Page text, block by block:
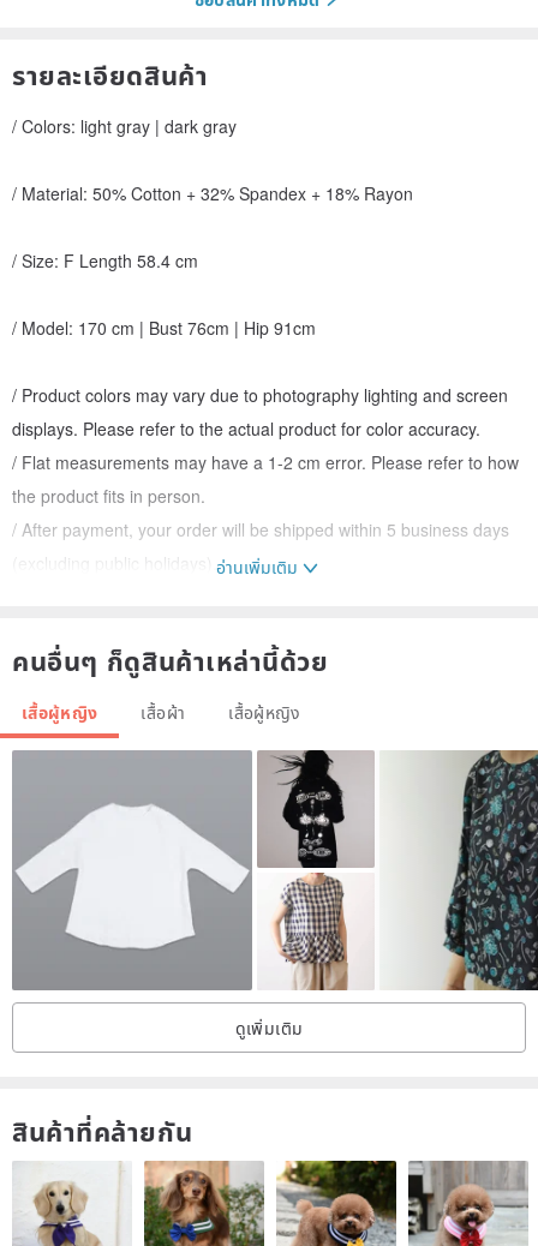
รายละเอียดสินค้า
/ Colors: light gray | dark gray
/ Material: 50% Cotton + 32% Spandex + 18% Rayon
/ Size: F Length 58.4 cm
/ Model: 170 cm | Bust 76cm | Hip 91cm
/ Product colors may vary due to photography lighting and screen
displays. Please refer to the actual product for color accuracy.
/ Flat measurements may have a 1-2 cm error. Please refer to how
the product fits in person.
/ After payment, your order will be shipped within 5 business days
(excluding public holidays).
Hand wash at 30°C, dry clean with petroleum solvents, do not
bleach, do not tumble dry, iron at low temperature.
Do not soak. Hand wash separately.
Avoid using bleach, fluorescent brighteners, and fabric softeners to
prevent fabric damage.
Wash dark and light colors separately.
/ Some materials imported from Japan
/ Made in: Taiwan
/ Quality Philosophy
Designed and woven in Taiwan,
Feel the warmth of artistry the moment you put it on;
Supporting originality is a natural and delightful elevation of taste.
อ่านเพิ่มเติม
คนอื่นๆ ก็ดูสินค้าเหล่านี้ด้วย
เสื้อผู้หญิง เสื้อผ้า เสื้อผู้หญิง
ดูเพิ่มเติม
สินค้าที่คล้ายกัน